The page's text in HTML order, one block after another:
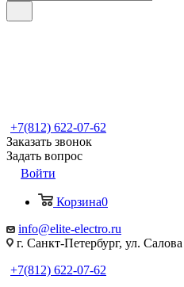
+7(812) 622-07-62
Заказать звонок
Задать вопрос
Войти
Корзина0
info@elite-electro.ru
г. Санкт-Петербург, ул.
+7(812) 622-07-62